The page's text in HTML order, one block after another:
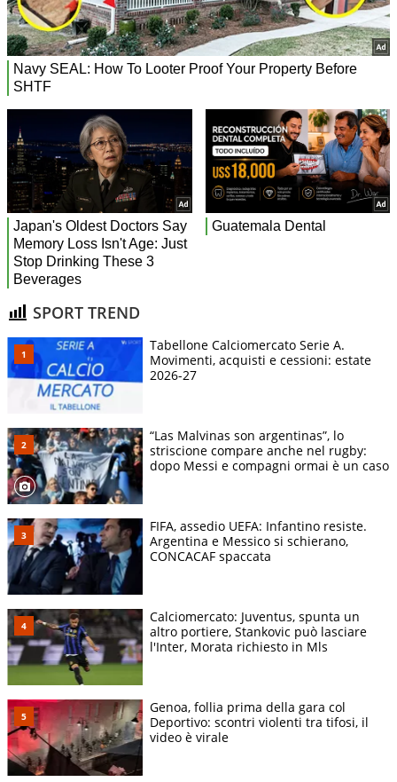
SPORT TREND
Tabellone Calciomercato Serie A.
Movimenti, acquisti e cessioni: estate
2026-27
“Las Malvinas son argentinas”, lo
striscione compare anche nel rugby:
dopo Messi e compagni ormai è un caso
FIFA, assedio UEFA: Infantino resiste.
Argentina e Messico si schierano,
CONCACAF spaccata
Calciomercato: Juventus, spunta un
altro portiere, Stankovic può lasciare
l'Inter, Morata richiesto in Mls
Genoa, follia prima della gara col
Deportivo: scontri violenti tra tifosi, il
video è virale